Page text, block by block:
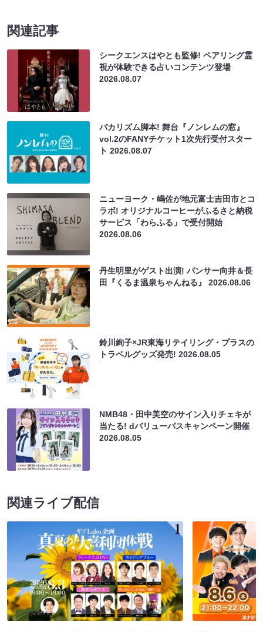
関連記事
シークエンスはやとも監修! ペアリング霊
視が体験できる占いコンテンツ登場
2026.08.07
バカリズム脚本! 舞台『ノンレムの窓』
vol.2のFANYチケット1次先行受付スター
ト2026.08.07
ニューヨーク・嶋佐が地元富士吉田市とコ
ラボ! オリジナルコーヒーがふるさと納税
サービス「わらふる」で受付開始
2026.08.06
丹生明里がゲスト出演! パンサー向井＆長
田『くるま温泉ちゃんねる』2026.08.06
鈴川絢子×JR東海リテイリング・プラスの
トラベルグッズ発売!2026.08.05
NMB48・田中美空のサイン入りチェキが
当たる! dバリューパスキャンペーン開催
2026.08.05
関連ライブ配信